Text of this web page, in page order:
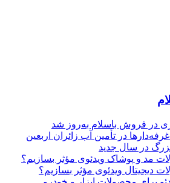
در فروش باسلام به‌روز شد
در تأمین آب زائران اربعین
مد و پوشاک ویدئوی مؤثر بسازیم؟
دیجیتال ویدئوی مؤثر بسازیم؟